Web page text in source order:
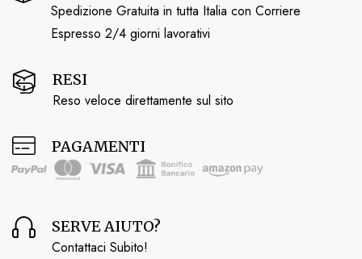
Spedizione Gratuita in tutta Italia con Corriere
Espresso 2/4 giorni lavorativi
RESI
Reso veloce direttamente sul sito
PAGAMENTI
SERVE AIUTO?
Contattaci Subito!